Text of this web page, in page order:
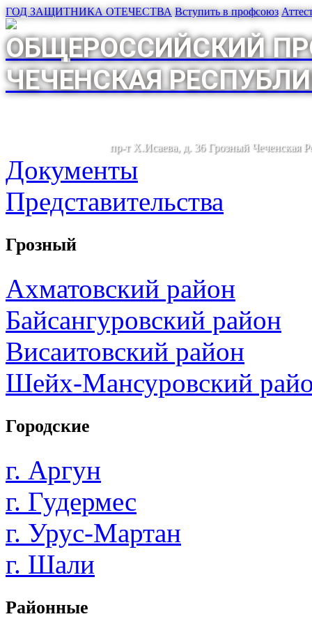
ГОД ЗАЩИТНИКА ОТЕЧЕСТВА Вступить в профсоюз
ОБЩЕРОССИЙСКИЙ
ЧЕЧЕНСКАЯ
пр-т Х.Исаева, д. 36 Грозный Чеченская
Документы
Представительства
Грозный
Ахматовский район
Байсангуровский район
Висаитовский район
Шейх-Мансуровский
Городские
г. Аргун
г. Гудермес
г. Урус-Мартан
г. Шали
Районные